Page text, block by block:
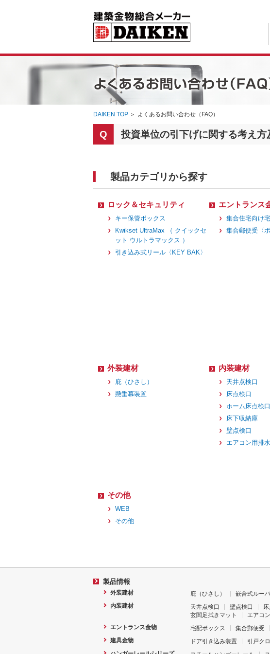
DAIKEN TOP ＞ よくあるお問い合わせ（FAQ）
投資単位の引下げに関する考え
製品カテゴリから探す
ロック＆セキュリティ
キー保管ボックス
Kwikset UltraMax （ クイックセ
ット ウルトラマックス ）
引き込み式リール〈KEY BAK〉
エントランス
集合住宅向け
集合郵便受〈
外装建材
庇（ひさし）
懸垂幕装置
内装建材
天井点検口
床点検口
ホーム床点検口
床下収納庫
壁点検口
エアコン用排
その他
WEB
その他
製品情報
外装建材 庇（ひさし） 嵌合式ルー
内装建材
天井点検口 壁点検口
玄関足拭きマット
エアコ
エントランス金物
宅配ボックス 集合郵便受
建具金物
ドア引き込み装置 引戸ク